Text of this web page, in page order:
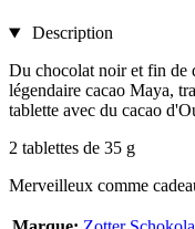
Description
Du chocolat noir et fin de
légendaire cacao Maya,
tablette avec du cacao
2 tablettes de 35 g
Merveilleux comme